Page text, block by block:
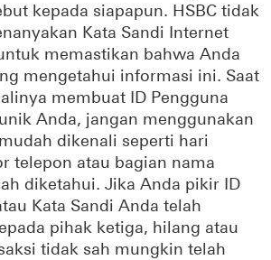
kepada siapapun. HSBC tidak
Kata Sandi Internet
memastikan bahwa Anda
mengetahui informasi ini. Saat
membuat ID Pengguna
Anda, jangan menggunakan
dikenali seperti hari
telepon atau bagian nama
diketahui. Jika Anda pikir ID
Kata Sandi Anda telah
pihak ketiga, hilang atau
tidak sah mungkin telah